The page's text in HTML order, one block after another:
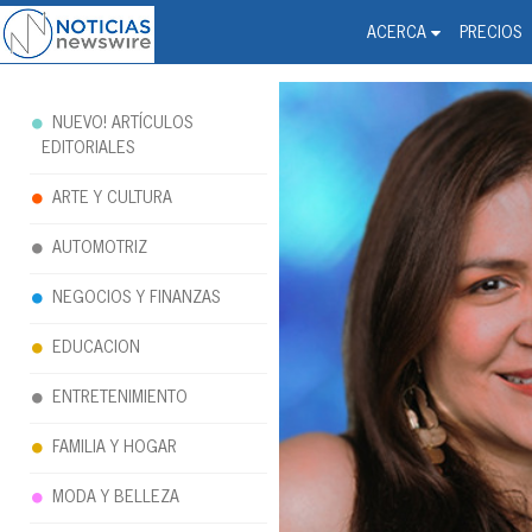
ACERCA PRECIOS
Noticias Newswire -
NUEVO! ARTÍCULOS
EDITORIALES
ARTE Y CULTURA
AUTOMOTRIZ
NEGOCIOS Y FINANZAS
EDUCACION
ENTRETENIMIENTO
FAMILIA Y HOGAR
MODA Y BELLEZA